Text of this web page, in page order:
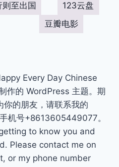
则至出国
123云盘
豆瓣电影
Every Day Chinese
作的 WordPress 主题。期
你的朋友，请联系我的
机号+8613605449077。
to know you and
Please contact me on
or my phone number